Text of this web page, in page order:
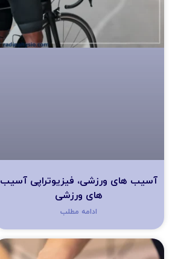
آسیب های ورزشی، فیزیوتراپی آسیب
های ورزشی
ادامه مطلب